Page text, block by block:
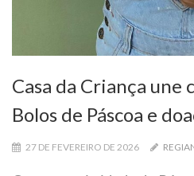
Casa da Criança une
Bolos de Páscoa e
27 DE FEVEREIRO DE 2026